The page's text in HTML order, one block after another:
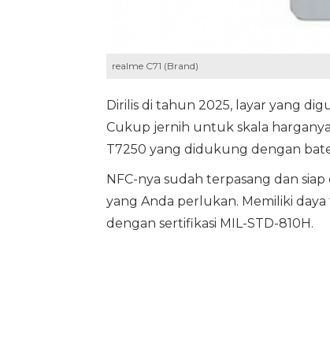
realme C71 (Brand)
Dirilis di tahun 2025, layar yang
Cukup jernih untuk skala
T7250 yang didukung dengan
NFC-nya sudah terpasang dan
yang Anda perlukan. Memiliki
dengan sertifikasi MIL-STD-810H.